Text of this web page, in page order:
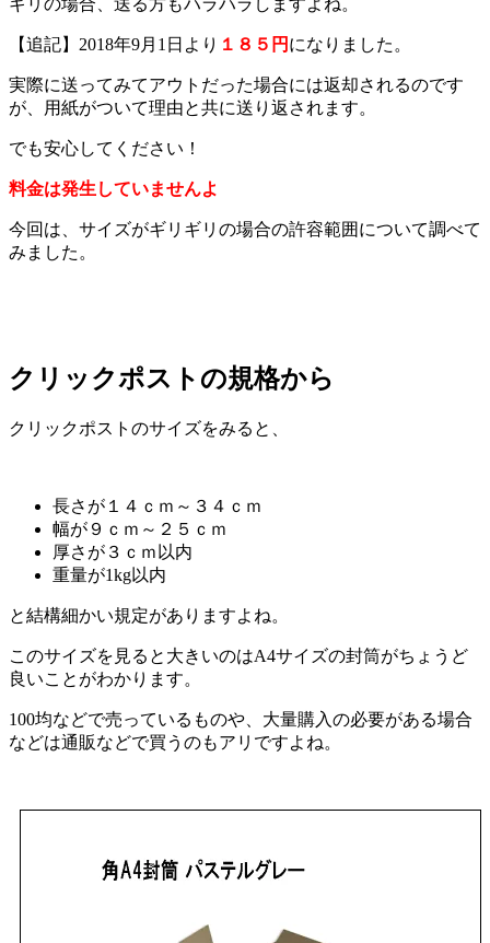
【追記】2018年9月1日より １８５円 になりました。
実際に送ってみてアウトだった場合には返却されるのです
が、用紙がついて理由と共に送り返されます。
でも安心してください！
料金は発生していませんよ
今回は、サイズがギリギリの場合の許容範囲について調べて
みました。
クリックポストの規格から
クリックポストのサイズをみると、
長さが１４ｃｍ～３４ｃｍ
幅が９ｃｍ～２５ｃｍ
厚さが３ｃｍ以内
重量が1kg以内
と結構細かい規定がありますよね。
このサイズを見ると大きいのはA4サイズの封筒がちょうど
良いことがわかります。
100均などで売っているものや、大量購入の必要がある場合
などは通販などで買うのもアリですよね。